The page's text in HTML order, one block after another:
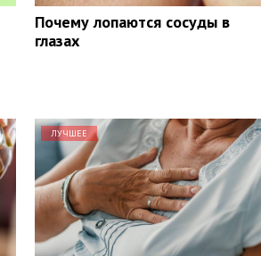
Почему лопаются сосуды в
глазах
ЛУЧШЕЕ